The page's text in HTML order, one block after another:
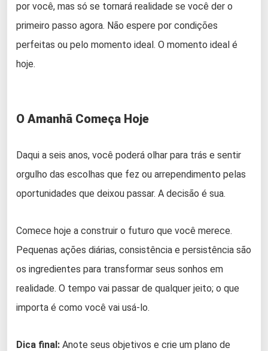
por você, mas só se tornará realidade se você der o
primeiro passo agora. Não espere por condições
perfeitas ou pelo momento ideal. O momento ideal é
hoje.
O Amanhã Começa Hoje
Daqui a seis anos, você poderá olhar para trás e sentir
orgulho das escolhas que fez ou arrependimento pelas
oportunidades que deixou passar. A decisão é sua.
Comece hoje a construir o futuro que você merece.
Pequenas ações diárias, consistência e persistência são
os ingredientes para transformar seus sonhos em
realidade. O tempo vai passar de qualquer jeito; o que
importa é como você vai usá-lo.
Dica final: Anote seus objetivos e crie um plano de